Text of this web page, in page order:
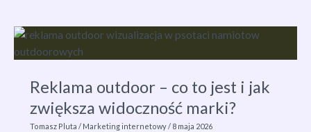
co
to
jak
wpływa
Reklama outdoor – co to jest i jak
zwiększa widoczność marki?
Tomasz Pluta/ Marketing internetowy/ 8 maja 2026